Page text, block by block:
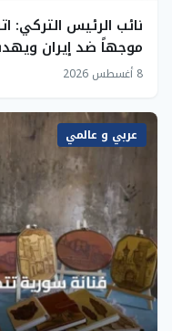
نائب الرئيس التركي:
موجهاً ضد إيران
8 أغسطس 2026
عربي و عالمي